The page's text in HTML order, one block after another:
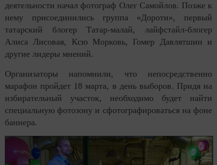
деятельности начал фотограф Олег Самойлов. Позже к
нему присоединились группа «Дороти», первый
татарский блогер Татар-малай, лайфстайл-блогер
Алиса Лисовая, Ксю Морковь, Гомер Давлятшин и
другие лидеры мнений.
Организаторы напомнили, что непосредственно
марафон пройдет 18 марта, в день выборов. Придя на
избирательный участок, необходимо будет найти
специальную фотозону и сфотографироваться на фоне
баннера.